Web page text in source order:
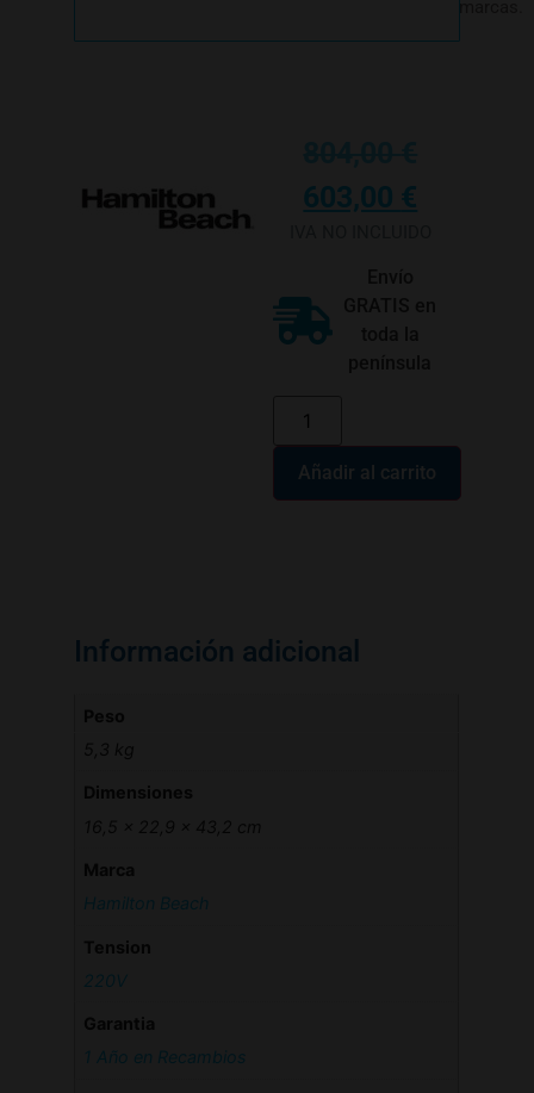
603,00 €
Añadir al carrito
Información adicional
Hamilton Beach
220V
1 Año en Recambios